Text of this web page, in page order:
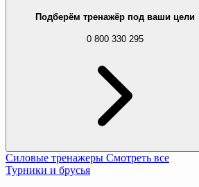
Подберём тренажёр под ваши цели
0 800 330 295
Силовые тренажеры Смотреть все
Турники и брусья